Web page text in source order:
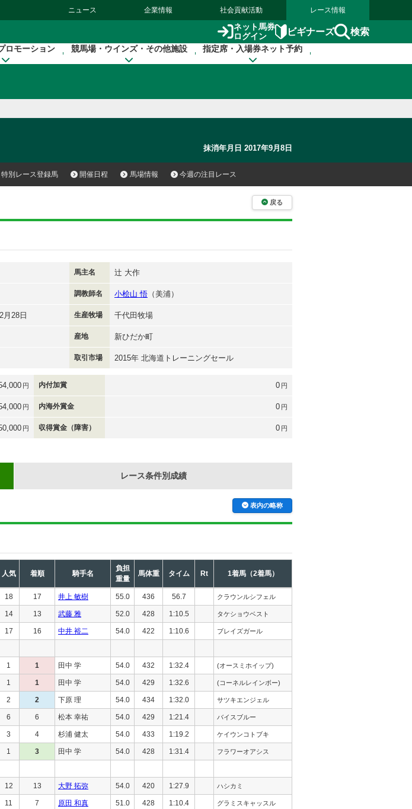
ニュース 企業情報 社会貢献活動 レース情報
ネット馬券
ログイン
ビギナーズ 検索
ロモーション 競馬場・ウインズ・その他施設 指定席・入場券ネット予約
抹消年月日 2017年9月8日
特別レース登録馬 開催日程 馬場情報 今週の注目レース
戻る
馬主名 辻 大作
調教師名 小桧山 悟 （美浦）
月28日 生産牧場 千代田牧場
産地 新ひだか町
取引市場 2015年 北海道トレーニングセール
円 内付加賞 0 円
円 内海外賞金 0 円
円 収得賞金（障害） 0 円
レース条件別成績
表内の略称
人気 着順 騎手名
負担
重量
馬体重 タイム Rt 1着馬（2着馬）
18 17 井上 敏樹 55.0 436 56.7 クラウンルシフェル
14 13 武藤 雅 52.0 428 1:10.5 タケショウベスト
17 16 中井 裕二 54.0 422 1:10.6 ブレイズガール
1 1 田中 学 54.0 432 1:32.4 (オースミホイップ)
1 1 田中 学 54.0 429 1:32.6 (コーネルレインボー)
2 2 下原 理 54.0 434 1:32.0 サツキエンジェル
6 6 松本 幸祐 54.0 429 1:21.4 バイスブルー
3 4 杉浦 健太 54.0 433 1:19.2 ケイウンコトブキ
1 3 田中 学 54.0 428 1:31.4 フラワーオアシス
12 13 大野 拓弥 54.0 420 1:27.9 ハシカミ
11 7 原田 和真 51.0 428 1:10.4 グラミスキャッスル